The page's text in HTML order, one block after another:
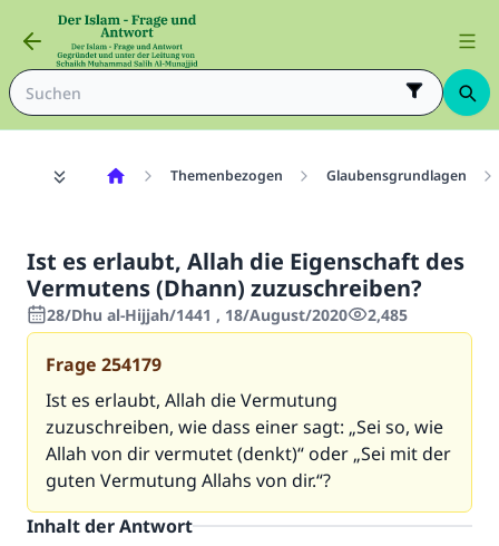
Themenbezogen Glaubensgrundlagen
Ist es erlaubt, Allah die Eigenschaft des
Vermutens (Dhann) zuzuschreiben?
28/Dhu al-Hijjah/1441 , 18/August/2020 2,485
Frage 254179
Ist es erlaubt, Allah die Vermutung
zuzuschreiben, wie dass einer sagt: „Sei so, wie
Allah von dir vermutet (denkt)“ oder „Sei mit der
guten Vermutung Allahs von dir.“?
Inhalt der Antwort